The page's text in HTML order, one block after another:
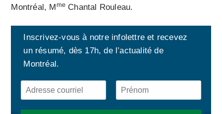
Montréal, M me Chantal Rouleau.
Inscrivez-vous à notre infolettre et recevez
un résumé, dès 17h, de l’actualité de
Montréal.